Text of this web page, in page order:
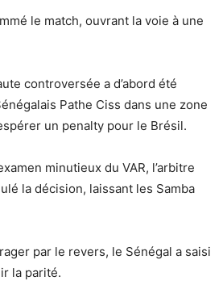
le match, ouvrant la voie à une
controversée a d’abord été
Pathe Ciss dans une zone
un penalty pour le Brésil.
minutieux du VAR, l’arbitre
la décision, laissant les Samba
par le revers, le Sénégal a saisi
la parité.